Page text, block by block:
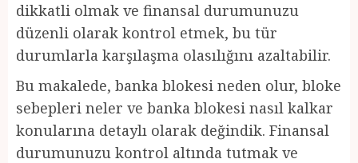
dikkatli olmak ve finansal durumunuzu
düzenli olarak kontrol etmek, bu tür
durumlarla karşılaşma olasılığını azaltabilir.
Bu makalede, banka blokesi neden olur, bloke
sebepleri neler ve banka blokesi nasıl kalkar
konularına detaylı olarak değindik. Finansal
durumunuzu kontrol altında tutmak ve